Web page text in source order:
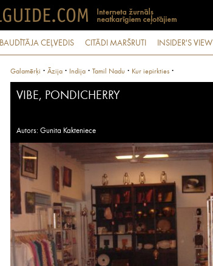
BAUDĪTĀJA CEĻVEDIS CITĀDI MARŠRUTI INSIDER'S VIEW
Galamērķi · Āzija · Indija · Tamil Nadu · Kur iepirkties ·
VIBE, PONDICHERRY
Autors: Gunita Kakteniece